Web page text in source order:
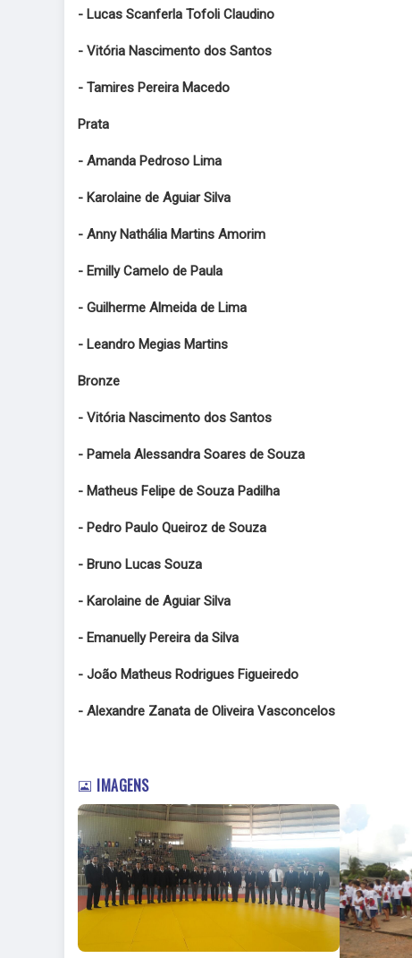
- Lucas Scanferla Tofoli Claudino
- Vitória Nascimento dos Santos
- Tamires Pereira Macedo
Prata
- Amanda Pedroso Lima
- Karolaine de Aguiar Silva
- Anny Nathália Martins Amorim
- Emilly Camelo de Paula
- Guilherme Almeida de Lima
- Leandro Megias Martins
Bronze
- Vitória Nascimento dos Santos
- Pamela Alessandra Soares de Souza
- Matheus Felipe de Souza Padilha
- Pedro Paulo Queiroz de Souza
- Bruno Lucas Souza
- Karolaine de Aguiar Silva
- Emanuelly Pereira da Silva
- João Matheus Rodrigues Figueiredo
- Alexandre Zanata de Oliveira Vasconcelos
IMAGENS